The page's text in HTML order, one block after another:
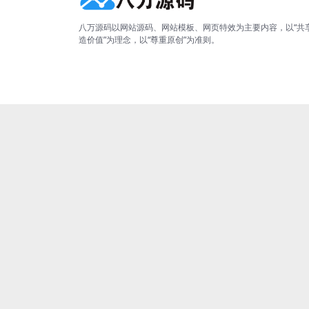
八万源码以网站源码、网站模板、网页特效为主要内容，以“共
造价值”为理念，以“尊重原创”为准则。